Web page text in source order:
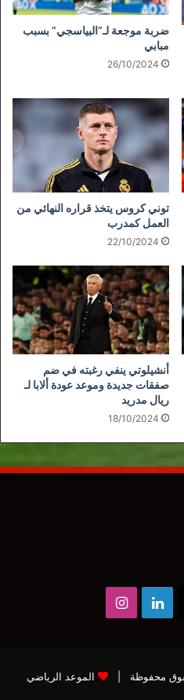
ضربة موجعة لـ”البياسجي” بسبب
مبابي
26/10/2024
توني كروس يتخذ قراره النهائي من
العمل كمدرب
22/10/2024
أنشيلوتي ينفي رغبته في ضم
صفقات جديدة وموعد عودة ألابا لـ
ريال مدريد
18/10/2024
لينكدإنانستقرام
الموعد الرياضي